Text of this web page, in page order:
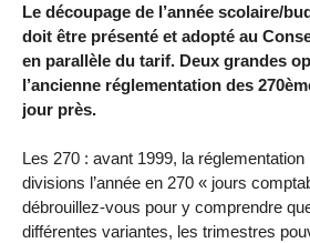
Le découpage de l’année scolaire/
doit être présenté et adopté au
en parallèle du tarif. Deux grandes
l’ancienne réglementation des
jour près.
Les 270 : avant 1999, la
divisions l’année en 270 « jours
débrouillez-vous pour y comprendre
différentes variantes, les trimestres